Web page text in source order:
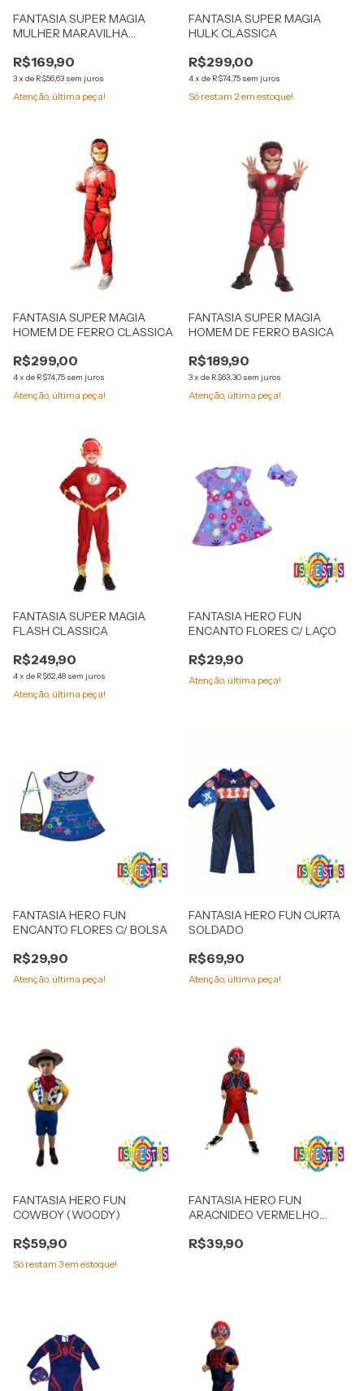
FANTASIA SUPER MAGIA
MULHER MARAVILHA
R$169,90
3x de R$56,63 sem juros
Atenção, última peça!
FANTASIA SUPER MAGIA
HULK CLASSICA
R$299,00
4x de R$74,75 sem juros
Só restam 2em estoque!
FANTASIA SUPER MAGIA
HOMEM DE FERRO CLASSICA
R$299,00
4x de R$74,75 sem juros
Atenção, última peça!
FANTASIA SUPER MAGIA
HOMEM DE FERRO BASICA
R$189,90
3x de R$63,30 sem juros
Atenção, última peça!
FANTASIA SUPER MAGIA
FLASH CLASSICA
R$249,90
4x de R$62,48 sem juros
Atenção, última peça!
FANTASIA HERO FUN
ENCANTO FLORES C/ LAÇO
R$29,90
Atenção, última peça!
FANTASIA HERO FUN
ENCANTO FLORES C/ BOLSA
R$29,90
Atenção, última peça!
FANTASIA HERO FUN CURTA
SOLDADO
R$69,90
Atenção, última peça!
FANTASIA HERO FUN
COWBOY (WOODY)
R$59,90
Só restam 3em estoque!
FANTASIA HERO FUN
ARACNIDEO VERMELHO
R$39,90